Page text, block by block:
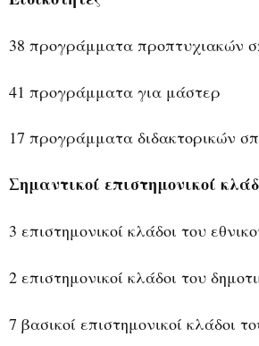
38 προγράμματα προπτυχιακών
41 προγράμματα για μάστερ
17 προγράμματα διδακτορικών
Σημαντικοί επιστημονικοί
3 επιστημονικοί κλάδοι του
2 επιστημονικοί κλάδοι του
7 βασικοί επιστημονικοί κλάδοι